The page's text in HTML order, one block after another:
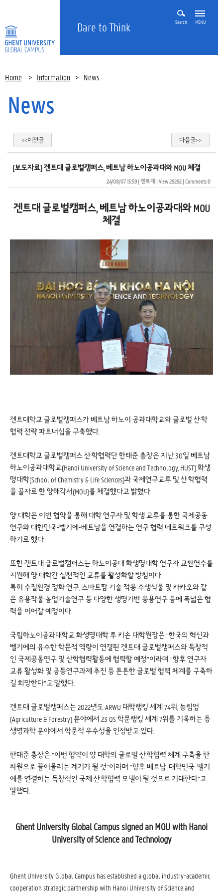
Dare to Think Search MENU
Home > Information > News
News
<<이전글 다음글>>
[보도자료] 겐트대 글로벌캠퍼스, 베트남 하노이공과대와 MOU 체결
24/08/07 15:59| 겐트대| View 29292| Comments 0
겐트대 글로벌캠퍼스, 베트남 하노이공과대와 MOU
체결
겐트대학교 글로벌캠퍼스가 베트남 하노이 공과대학교와 글로벌 산·학
협력 전략 파트너십을 구축했다.
겐트대학교 글로벌캠퍼스 산·학협력단 한태준 총장은 지난 30일 베트남
하노이공과대학교(Hanoi University of Science and Technology, HUST) 화생
명대학(School of Chemistry & Life Sciences)과 국제연구교류 및 산·학협력
을 골자로 한 양해각서(MOU)를 체결했다고 밝혔다.
양 대학은 이번 협약을 통해 대학 연구자 및 학생 교류를 통한 국제공동
연구와 대한민국-벨기에-베트남을 연결하는 연구 협력 네트워크를 구성
하기로 했다.
또한 겐트대 글로벌캠퍼스는 하노이공대 화생명대학 연구자 교환연수를
지원해 양 대학간 실천적인 교류를 활성화할 방침이다.
특히 수질환경 정화 연구, 스마트팜 기술 적용 수생식물 및 카카오와 같
은 유용작물 농업기술연구 등 다양한 생명기반 응용연구 등에 폭넓은 협
력을 이어갈 예정이다.
국립하노이공과대학교 화생명대학 투 키손 대학원장은 “한국의 혁신과
벨기에의 유수한 학문적 역량이 연결된 겐트대 글로벌캠퍼스와 독창적
인 국제공동연구 및 산학협력활동에 협력할 예정”이라며 “향후 연구자
교류 활성화 및 공동연구과제 추진 등 튼튼한 글로벌 협력 체계를 구축하
길 희망한다”고 말했다.
겐트대 글로벌캠퍼스는 2022년도 ARWU 대학랭킹 세계 74위, 농림업
(Agriculture & Forestry) 분야에서 23 QS 학문랭킹 세계 7위를 기록하는 등
생명과학 분야에서 학문적 우수성을 인정받고 있다.
한태준 총장은 “이번 협약이 양 대학의 글로벌 산·학협력 체계 구축을 한
차원으로 끌어올리는 계기가 될 것”이라며 “향후 베트남-대학민국-벨기
에를 연결하는 독창적인 국제 산·학협력 모델이 될 것으로 기대한다”고
말했다.
Ghent University Global Campus signed an MOU with Hanoi
University of Science and Technology
Ghent University Global Campus has established a global industry-academic
cooperation strategic partnership with Hanoi University of Science and